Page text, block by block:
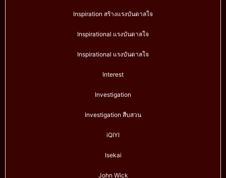
Inspiration สร้างแรงบันดาลใจ
Inspirational แรงบันดาลใจ
Inspirational แรงบันดาลใจ
Interest
Investigation
Investigation สืบสวน
iQIYI
Isekai
John Wick